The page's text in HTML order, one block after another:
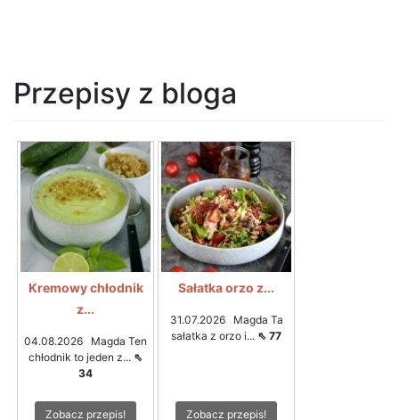
Przepisy z bloga
Kremowy chłodnik
z...
04.08.2026 Magda Ten
chłodnik to jeden z... ⇖
34
Zobacz przepis!
Sałatka orzo z...
31.07.2026 Magda Ta
sałatka z orzo i... ⇖ 77
Zobacz przepis!